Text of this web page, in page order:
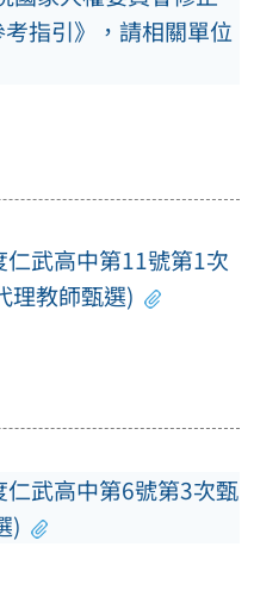
指引》，請相關單位
仁武高中第11號第1次
理教師甄選)
仁武高中第6號第3次甄
)